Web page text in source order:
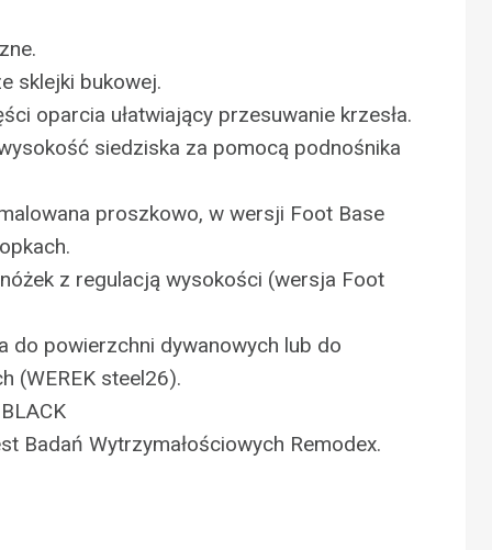
sklejki bukowej.
oparcia ułatwiający przesuwanie krzesła.
siedziska za pomocą podnośnika
proszkowo, w wersji Foot Base
z regulacją wysokości (wersja Foot
do powierzchni dywanowych lub do
(WEREK steel26).
Badań Wytrzymałościowych Remodex.